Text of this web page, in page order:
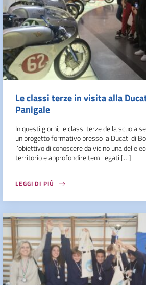
Le classi terze in visita alla
Panigale
In questi giorni, le classi terze della scuola
un progetto formativo presso la Ducati di
l’obiettivo di conoscere da vicino una delle
territorio e approfondire temi legati […]
LEGGI DI PIÙ